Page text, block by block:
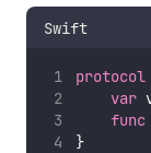
Swift
protocol
var
func
}